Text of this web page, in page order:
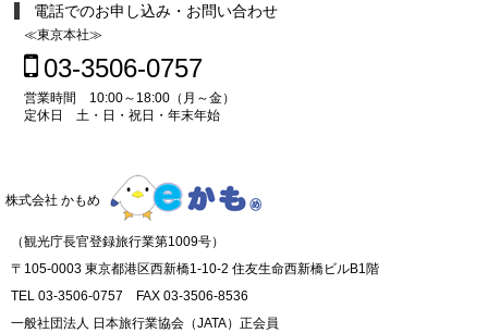
電話でのお申し込み・お問い合わせ
≪東京本社≫
03-3506-0757
営業時間 10:00～18:00（月～金）
定休日 土・日・祝日・年末年始
株式会社 かもめ
（観光庁長官登録旅行業第1009号）
〒105-0003 東京都港区西新橋1-10-2 住友生命西新橋ビルB1階
TEL 03-3506-0757 FAX 03-3506-8536
一般社団法人 日本旅行業協会（JATA）正会員